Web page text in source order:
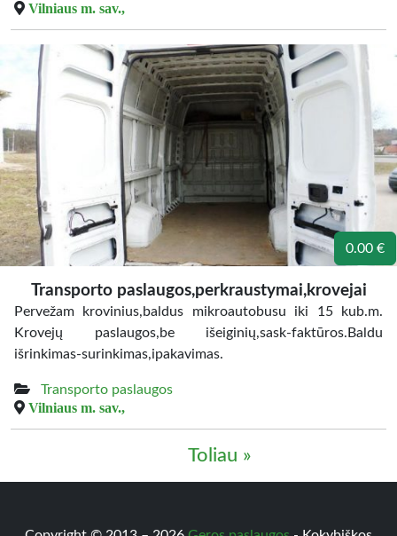
Vilniaus m. sav.,
0.00 €
Transporto paslaugos,perkraustymai,krovejai
Pervežam krovinius,baldus mikroautobusu iki 15 kub.m.
Krovejų paslaugos,be išeiginių,sask-faktūros.Baldu
išrinkimas-surinkimas,ipakavimas.
Transporto paslaugos
Vilniaus m. sav.,
Toliau »